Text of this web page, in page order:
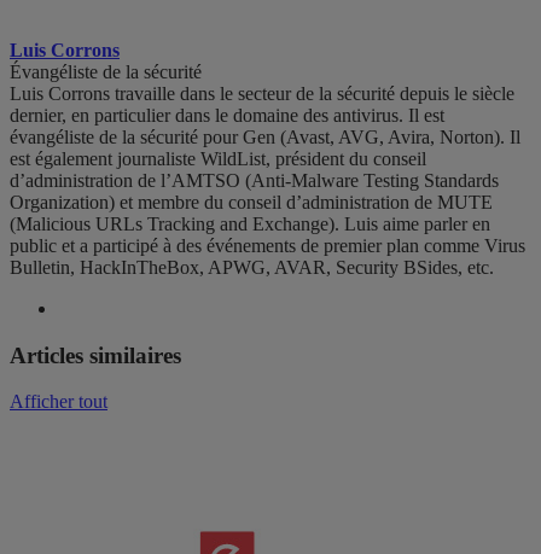
Luis Corrons
Évangéliste de la sécurité
Luis Corrons travaille dans le secteur de la sécurité depuis le siècle
dernier, en particulier dans le domaine des antivirus. Il est
évangéliste de la sécurité pour Gen (Avast, AVG, Avira, Norton). Il
est également journaliste WildList, président du conseil
d’administration de l’AMTSO (Anti-Malware Testing Standards
Organization) et membre du conseil d’administration de MUTE
(Malicious URLs Tracking and Exchange). Luis aime parler en
public et a participé à des événements de premier plan comme Virus
Bulletin, HackInTheBox, APWG, AVAR, Security BSides, etc.
Articles similaires
Afficher tout